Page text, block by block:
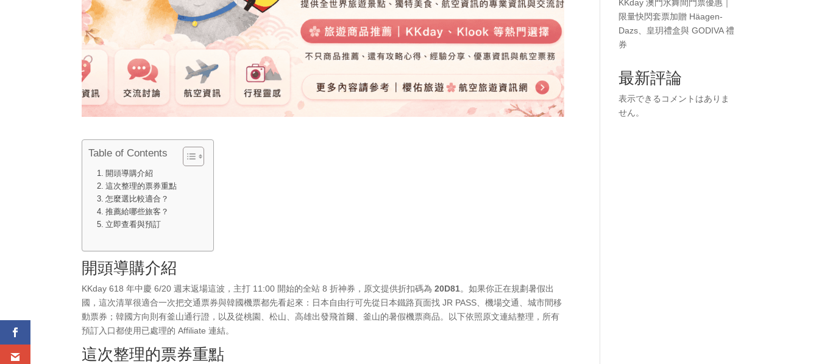
Table of Contents
開頭導購介紹
這次整理的票券重點
怎麼選比較適合？
推薦給哪些旅客？
立即查看與預訂
開頭導購介紹
KKday 618 年中慶 6/20 週末返場這波，主打 11:00 開始的全站 8 折神券，原文提供折扣碼為20D81。如果你正在規劃暑假出
國，這次清單很適合一次把交通票券與韓國機票都先看起來：日本自由行可先從日本鐵路頁面找 JR PASS、機場交通、城市間移
動票券；韓國方向則有釜山通行證，以及從桃園、松山、高雄出發飛首爾、釜山的暑假機票商品。以下依照原文連結整理，所有
預訂入口都使用已處理的 Affiliate 連結。
這次整理的票券重點
KKday 澳門水舞間門票優惠｜
限量快閃套票加贈 Häagen-
Dazs、皇玥禮盒與 GODIVA 禮
券
最新評論
表示できるコメントはありま
せん。